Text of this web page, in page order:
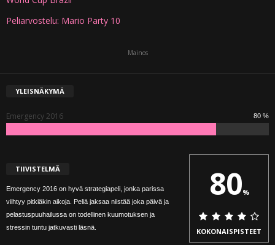
Peliarvostelu: Mario Party 10
Mainos
YLEISNÄKYMÄ
Emergency 2016 80 %
TIIVISTELMÄ
Emergency 2016 on hyvä strategiapeli, jonka parissa
viihtyy pitkiäkin aikoja. Peliä jaksaa niistää joka päivä ja
pelastuspuuhailussa on todellinen kuumotuksen ja
stressin tuntu jatkuvasti läsnä.
80%
KOKONAISPISTEET